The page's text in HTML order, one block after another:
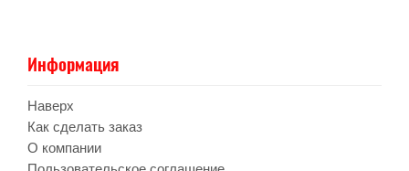
Информация
Наверх
Как сделать заказ
О компании